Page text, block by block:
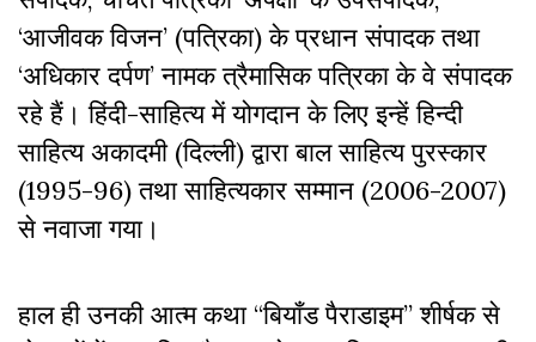
‘आजीवक विजन’ (पत्रिका) के प्रधान संपादक तथा
‘अधिकार दर्पण’नामक त्रैमासिक पत्रिका के वे संपादक
रहे हैं। हिंदी-साहित्य में योगदान के लिए इन्हें हिन्दी
साहित्य अकादमी (दिल्ली) द्वारा बाल साहित्य पुरस्कार
(1995-96)तथा साहित्यकार सम्मान (2006-2007)
से नवाजा गया।
हाल ही उनकी आत्म कथा “बियॉंड पैराडाइम” शीर्षक से